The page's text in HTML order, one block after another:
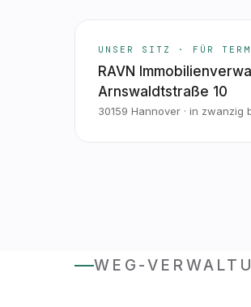
UNSER SITZ · FÜR
RAVN
Arnswaldtstraße 10
30159 Hannover · in
WEG-